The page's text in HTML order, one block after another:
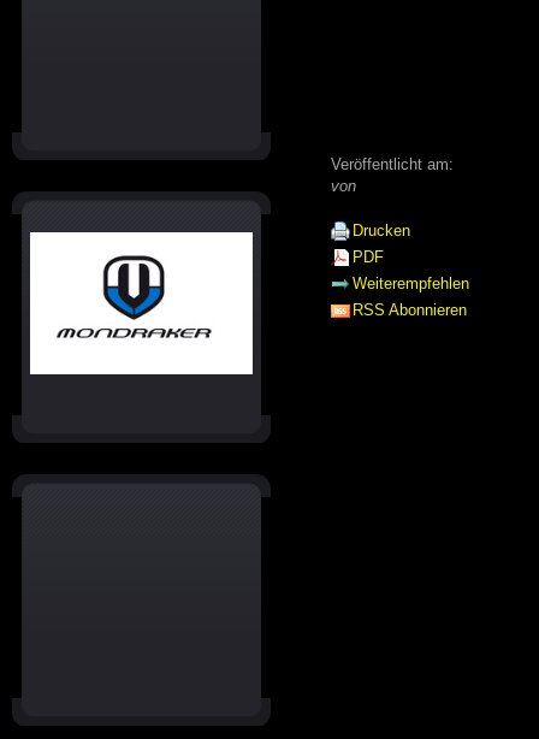
Veröffentlicht am:
von
Drucken
PDF
Weiterempfehlen
RSS Abonnieren